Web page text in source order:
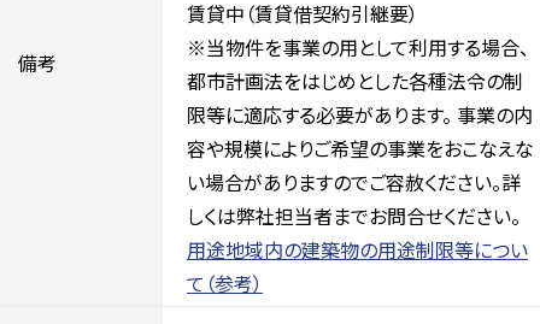
備考
賃貸中（賃貸借契約引継要）
※当物件を事業の用として利用する場合、
都市計画法をはじめとした各種法令の制
限等に適応する必要があります。 事業の内
容や規模によりご希望の事業をおこなえな
い場合がありますのでご容赦ください。詳
しくは弊社担当者までお問合せください。
用途地域内の建築物の用途制限等につい
て（参考）